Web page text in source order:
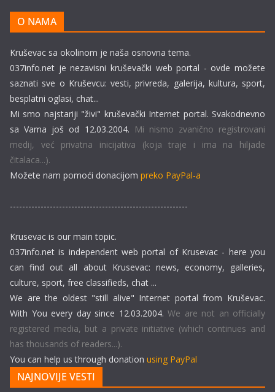
O NAMA
Kruševac sa okolinom je naša osnovna tema.
037info.net je nezavisni kruševački web portal - ovde možete
saznati sve o Kruševcu: vesti, privreda, galerija, kultura, sport,
besplatni oglasi, chat...
Mi smo najstariji "živi" kruševački Internet portal. Svakodnevno
sa Vama još od 12.03.2004. Mi nismo zvanično registrovani
medij, već privatna inicijativa (koja traje i ima na hiljade
čitalaca...).
Možete nam pomoći donacijom preko PayPal-a
----------------------------------------------------------
Krusevac is our main topic.
037info.net is independent web portal of Krusevac - here you
can find out all about Krusevac: news, economy, galleries,
culture, sport, free classifieds, chat ...
We are the oldest "still alive" Internet portal from Kruševac.
With You every day since 12.03.2004. We are not an officially
registered media, but a private initiative (which continues and
has thousands of readers...).
You can help us through donation using PayPal
NAJNOVIJE VESTI